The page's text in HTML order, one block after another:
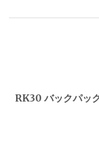
稿
RK30 バックパッ